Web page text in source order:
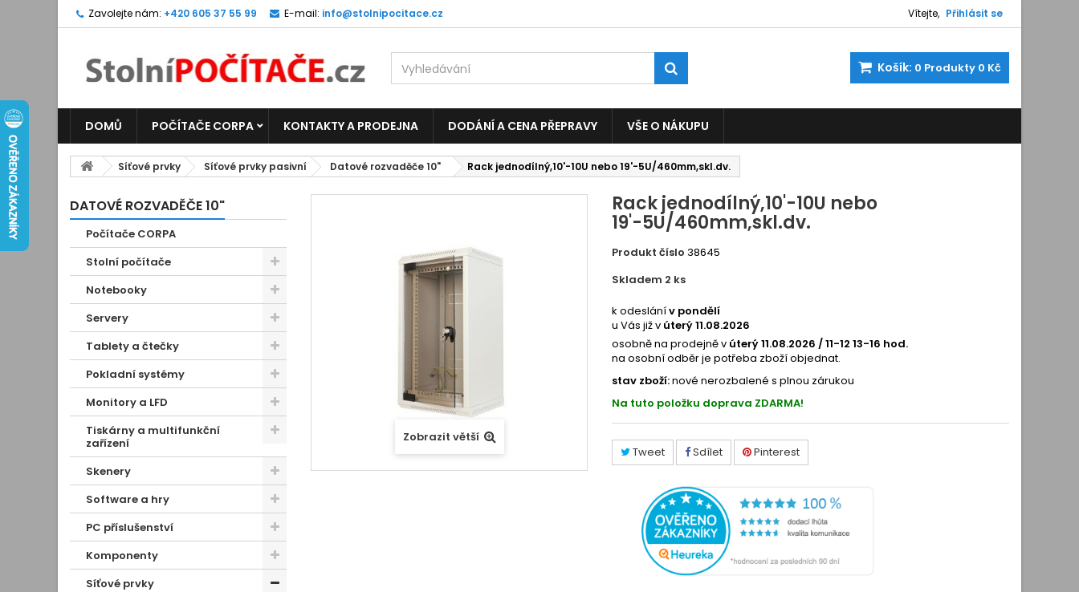
Vítejte, Přihlásit se
Zavolejte nám: +420 605 37 55 99 E-mail: info@stolnipocitace.cz
Košík: 0 Produkty 0 Kč
DOMŮ POČÍTAČE CORPA KONTAKTY A PRODEJNA DODÁNÍ A CENA PŘEPRAVY VŠE O NÁKUPU
Síťové prvky Síťové prvky pasivní Datové rozvaděče 10" Rack jednodílný,10'-10U nebo 19'-5U/460mm,skl.dv.
DATOVÉ ROZVADĚČE 10"
Počítače CORPA
Stolní počítače
Notebooky
Servery
Tablety a čtečky
Pokladní systémy
Monitory a LFD
Tiskárny a multifunkční
zařízení
Skenery
Software a hry
PC příslušenství
Komponenty
Síťové prvky
Zobrazit větší
Rack jednodílný,10'-10U nebo
19'-5U/460mm,skl.dv.
Produkt číslo 38645
Skladem 2 ks
k odeslánív pondělí
u Vás již v úterý 11.08.2026
osobně na prodejně v úterý 11.08.2026 / 11-12 13-16 hod.
na osobní odběr je potřeba zboží objednat.
stav zboží:nové nerozbalené s plnou zárukou
Na tuto položku doprava ZDARMA!
Tweet Sdílet Pinterest